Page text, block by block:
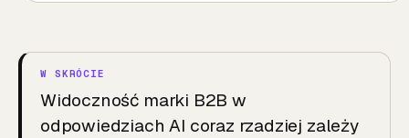
Widoczność marki B2B w
odpowiedziach AI coraz rzadziej zależy